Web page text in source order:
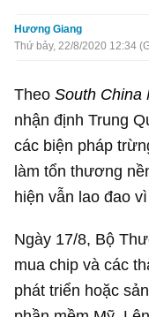
Hương Giang
Thứ bảy, 22/8/2020 12:34
TheoSouth China
nhận định Trung
các biện pháp
làm tổn thương
hiện vẫn lao đao
Ngày 17/8, Bộ
mua chip và các
phát triển hoặc